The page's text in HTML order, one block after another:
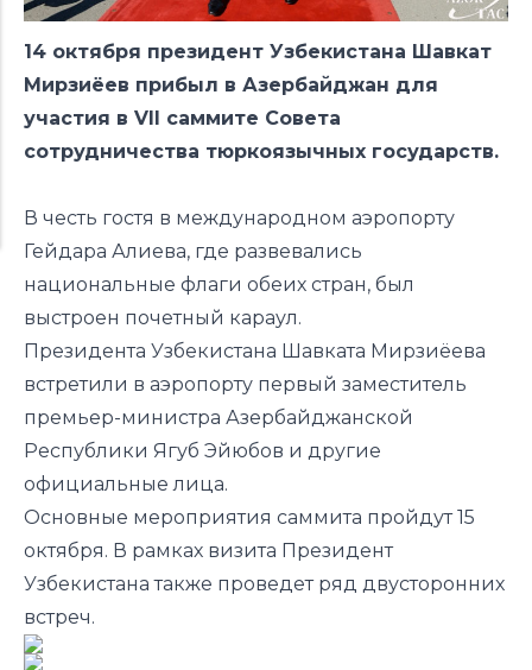
14 октября президент Узбекистана Шавкат
Мирзиёев прибыл в Азербайджан для
участия в VII саммите Совета
сотрудничества тюркоязычных государств.
В честь гостя в международном аэропорту
Гейдара Алиева, где развевались
национальные флаги обеих стран, был
выстроен почетный караул.
Президента Узбекистана Шавката Мирзиёева
встретили в аэропорту первый заместитель
премьер-министра Азербайджанской
Республики Ягуб Эйюбов и другие
официальные лица.
Основные мероприятия саммита пройдут 15
октября. В рамках визита Президент
Узбекистана также проведет ряд двусторонних
встреч.